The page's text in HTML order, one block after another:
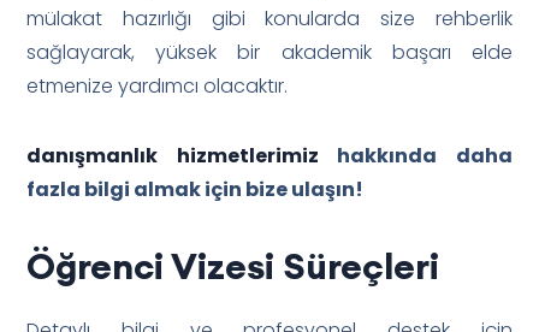
mülakat hazırlığı gibi konularda size rehberlik
sağlayarak, yüksek bir akademik başarı elde
etmenize yardımcı olacaktır.
danışmanlık hizmetlerimiz hakkında daha
fazla bilgi almak için bize ulaşın!
Öğrenci Vizesi Süreçleri